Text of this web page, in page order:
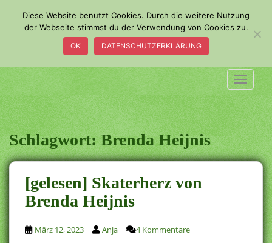
o
m
a
i
n
c
o
n
t
e
n
t
Schlagwort:Brenda Heijnis
[gelesen] Skaterherz von
Brenda Heijnis
März 12, 2023 Anja 4 Kommentare
Diese Website benutzt Cookies. Durch die weitere Nutzung
der Webseite stimmst du der Verwendung von Cookies zu.
OK DATENSCHUTZERKLÄRUNG